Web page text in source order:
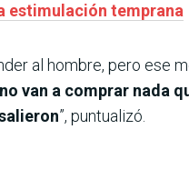
estimulación temprana
al hombre, pero ese
van a comprar nada
”, puntualizó.